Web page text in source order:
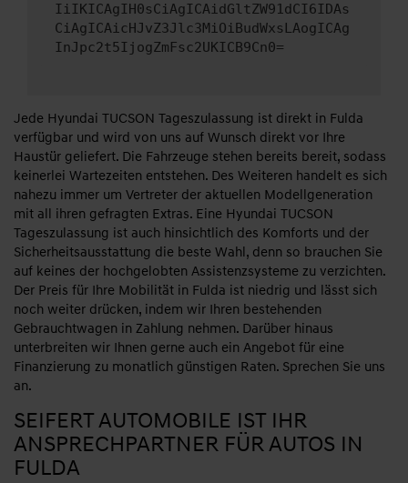
IiIKICAgIH0sCiAgICAidGltZW91dCI6IDAs
CiAgICAicHJvZ3Jlc3MiOiBudWxsLAogICAg
InJpc2t5IjogZmFsc2UKICB9Cn0=
Jede Hyundai TUCSON Tageszulassung ist direkt in Fulda
verfügbar und wird von uns auf Wunsch direkt vor Ihre
Haustür geliefert. Die Fahrzeuge stehen bereits bereit, sodass
keinerlei Wartezeiten entstehen. Des Weiteren handelt es sich
nahezu immer um Vertreter der aktuellen Modellgeneration
mit all ihren gefragten Extras. Eine Hyundai TUCSON
Tageszulassung ist auch hinsichtlich des Komforts und der
Sicherheitsausstattung die beste Wahl, denn so brauchen Sie
auf keines der hochgelobten Assistenzsysteme zu verzichten.
Der Preis für Ihre Mobilität in Fulda ist niedrig und lässt sich
noch weiter drücken, indem wir Ihren bestehenden
Gebrauchtwagen in Zahlung nehmen. Darüber hinaus
unterbreiten wir Ihnen gerne auch ein Angebot für eine
Finanzierung zu monatlich günstigen Raten. Sprechen Sie uns
an.
SEIFERT AUTOMOBILE IST IHR
ANSPRECHPARTNER FÜR AUTOS IN
FULDA